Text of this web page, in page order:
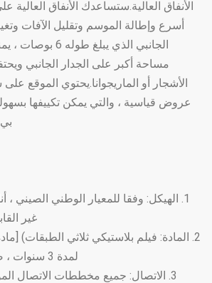
الأنفاق العالية.ستساعدك الأنفاق
أسرع وإطالة الموسم وتقليل الآفات
مساحة أكبر على الجدار الجانبي
الأشجار أو الماريجوانا.يحتوي الموقع
عروض قياسية ، والتي يمكن تكييفها
1. الهيكل: وفقا للمعيار الوطني الصيني ،
غير القابل
لمدة 3 سنوات ، ضمان لمدة 5 سنوات.
3. الاتصال: جميع مخططات الاتصال الموصى بها.لا يلزم لحام.